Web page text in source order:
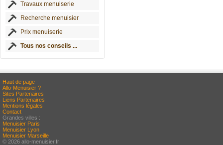
Travaux menuiserie
Recherche menuisier
Prix menuiserie
Tous nos conseils ...
Haut de page
Allo-Menuisier ?
Sites Partenaires
Liens Partenaires
Mentions légales
Contact
Grandes villes :
Menuisier Paris
Menuisier Lyon
Menuisier Marseille
© 2026 allo-menuisier.fr